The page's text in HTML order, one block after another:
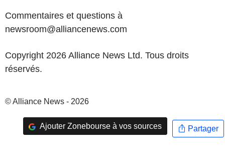
Commentaires et questions à
newsroom@alliancenews.com
Copyright 2026 Alliance News Ltd. Tous droits
réservés.
© Alliance News - 2026
Ajouter Zonebourse à vos sources Partager